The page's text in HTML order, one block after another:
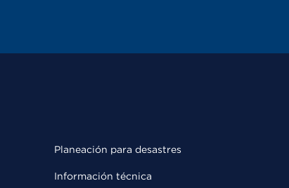
Planeación para desastres
Información técnica